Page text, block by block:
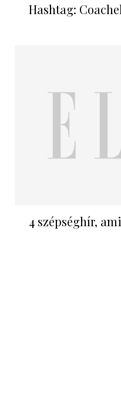
Hashtag:
4 szépséghír,